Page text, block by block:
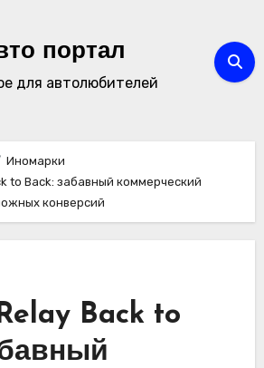
портал
для автолюбителей
Иномарки
to Back: забавный коммерческий
конверсий
Back to